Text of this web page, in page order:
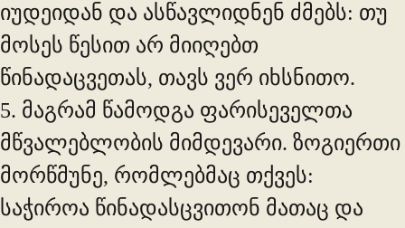
იუდეიდან და ასწავლიდნენ ძმებს: თუ
მოსეს წესით არ მიიღებთ
წინადაცვეთას, თავს ვერ იხსნითო.
5. მაგრამ წამოდგა ფარისეველთა
მწვალებლობის მიმდევარი. ზოგიერთი
მორწმუნე, რომლებმაც თქვეს:
საჭიროა წინადასცვითონ მათაც და